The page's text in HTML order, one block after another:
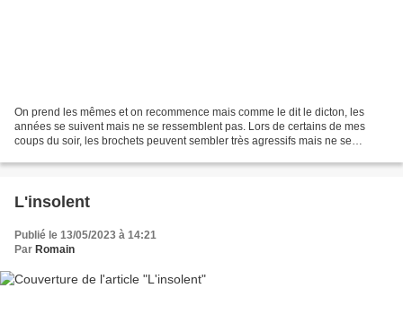
On prend les mêmes et on recommence mais comme le dit le dicton, les
années se suivent mais ne se ressemblent pas. Lors de certains de mes
coups du soir, les brochets peuvent sembler très agressifs mais ne se
L'insolent
Publié le 13/05/2023 à 14:21
Par Romain